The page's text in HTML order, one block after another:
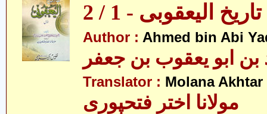
تاریخ الیعقوبی - 1 / 2
Author : Ahmed bin Abi
Translator : Molana
مولانا اختر فتحپوری